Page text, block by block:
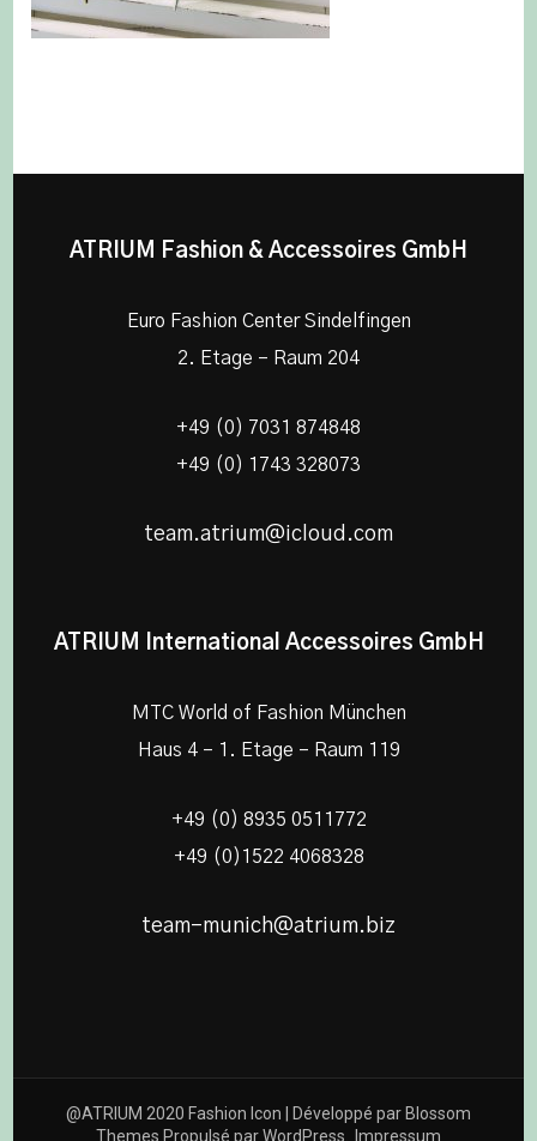
ATRIUM Fashion & Accessoires GmbH
Euro Fashion Center Sindelfingen
2. Etage – Raum 204
+49 (0) 7031 874848
+49 (0) 1743 328073
team.atrium@icloud.com
ATRIUM International Accessoires GmbH
MTC World of Fashion München
Haus 4 – 1. Etage – Raum 119
+49 (0) 8935 0511772
+49 (0)1522 4068328
team-munich@atrium.biz
@ATRIUM 2020 Fashion Icon | Développé par Blossom
Themes .Propulsé parWordPress Impressum